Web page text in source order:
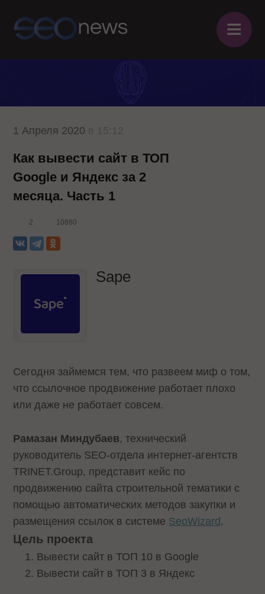
≡
1 Апреля 2020
Как вывести сайт в ТОП
Google и Яндекс за 2
месяца. Часть 1
2 10880
Sape
Сегодня займемся тем, что развеем миф о том,
что ссылочное продвижение работает плохо
или даже не работает совсем.
Рамазан Миндубаев, технический
руководитель SEO-отдела интернет-агентств
TRINET.Group, представит кейс по
продвижению сайта строительной тематики с
помощью автоматических методов закупки и
размещения ссылок в системе SeoWizard.
Цель проекта
Вывести сайт в ТОП 10 в Google
Вывести сайт в ТОП 3 в Яндекс